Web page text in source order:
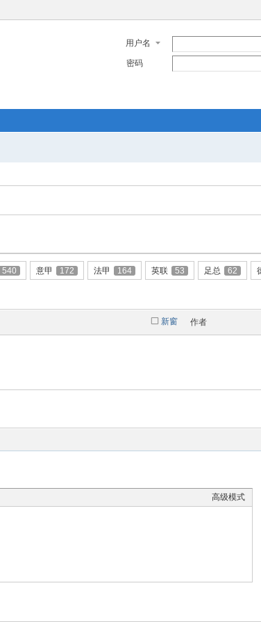
用户名
密码
540 意甲 172 法甲 164 英联 53 足总 62
新窗 作者
高级模式